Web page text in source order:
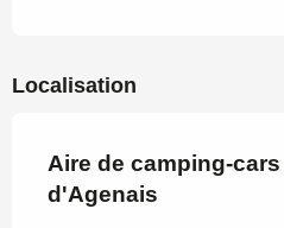
Localisation
Aire de camping-
d'Agenais